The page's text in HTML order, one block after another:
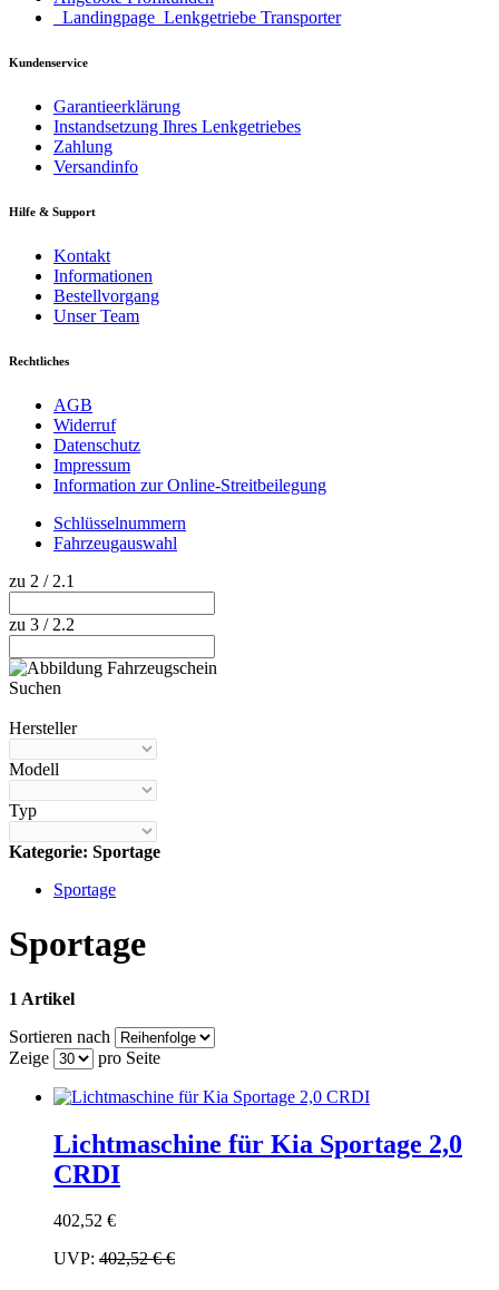
_Landingpage_Lenkgetriebe Transporter
Kundenservice
Garantieerklärung
Instandsetzung Ihres Lenkgetriebes
Zahlung
Versandinfo
Hilfe & Support
Kontakt
Informationen
Bestellvorgang
Unser Team
Rechtliches
AGB
Widerruf
Datenschutz
Impressum
Information zur Online-Streitbeilegung
Schlüsselnummern
Fahrzeugauswahl
zu 2 / 2.1
zu 3 / 2.2
Suchen
Hersteller
Modell
Typ
Kategorie: Sportage
Sportage
Sportage
1 Artikel
Sortieren nach
Zeige
pro Seite
Lichtmaschine für Kia Sportage 2,0
CRDI
402,52 €
UVP: 402,52 €€